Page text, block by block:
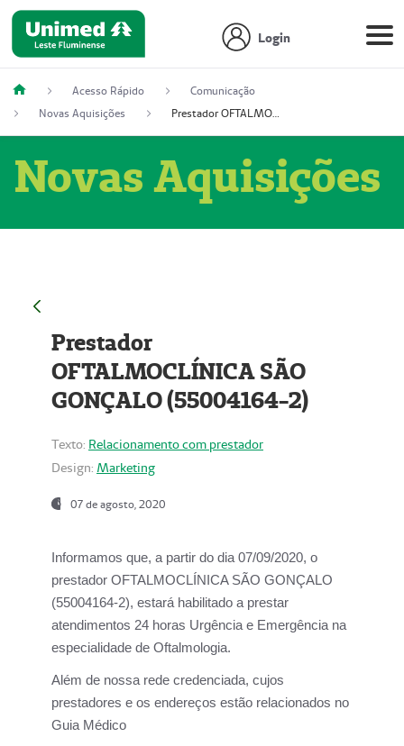
Login
Acesso Rápido
Comunicação
Novas Aquisições
Prestador OFTALMOCLÍNICA SÃO GONÇALO (55004164-2)
Novas Aquisições
Prestador
OFTALMOCLÍNICA SÃO
GONÇALO (55004164-2)
Texto: Relacionamento com prestador
Design: Marketing
07 de agosto, 2020
Informamos que, a partir do dia07/09/2020, o
prestador OFTALMOCLÍNICA SÃO GONÇALO
(55004164-2), estará habilitado a prestar
atendimentos 24 horas Urgência e Emergência na
especialidade de Oftalmologia.
Além de nossa rede credenciada, cujos
prestadores e os endereços estão relacionados no
Guia Médico